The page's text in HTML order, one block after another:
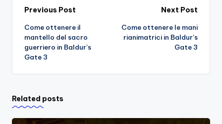
Post
navigation
Previous Post
Come ottenere il
mantello del sacro
guerriero in Baldur’s
Gate 3
Next Post
Come ottenere le mani
rianimatrici in Baldur’s
Gate 3
Related posts